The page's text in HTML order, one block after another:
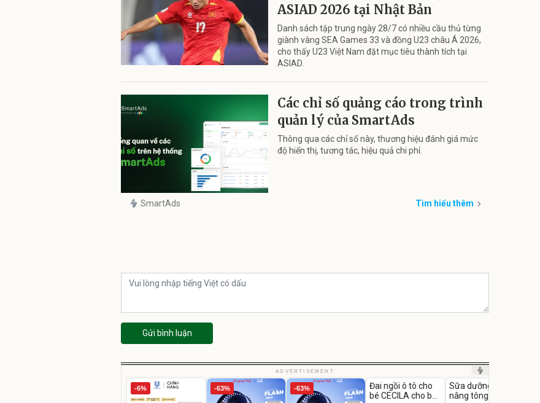
ASIAD 2026 tại Nhật Bản
Danh sách tập trung ngày 28/7 có nhiều cầu thủ từng
giành vàng SEA Games 33 và đồng U23 châu Á 2026,
cho thấy U23 Việt Nam đặt mục tiêu thành tích tại
ASIAD.
Các chỉ số quảng cáo trong trình
quản lý của SmartAds
Thông qua các chỉ số này, thương hiệu đánh giá mức
độ hiển thị, tương tác, hiệu quả chi phí.
SmartAds Tìm hiểu thêm
Gửi bình luận
ADVERTISEMENT
-6% -63% -63%
Đai ngồi ô tô cho
bé CECILA cho bé
-27%
Unmute
Sữa dưỡng thể
nâng tông tức thì